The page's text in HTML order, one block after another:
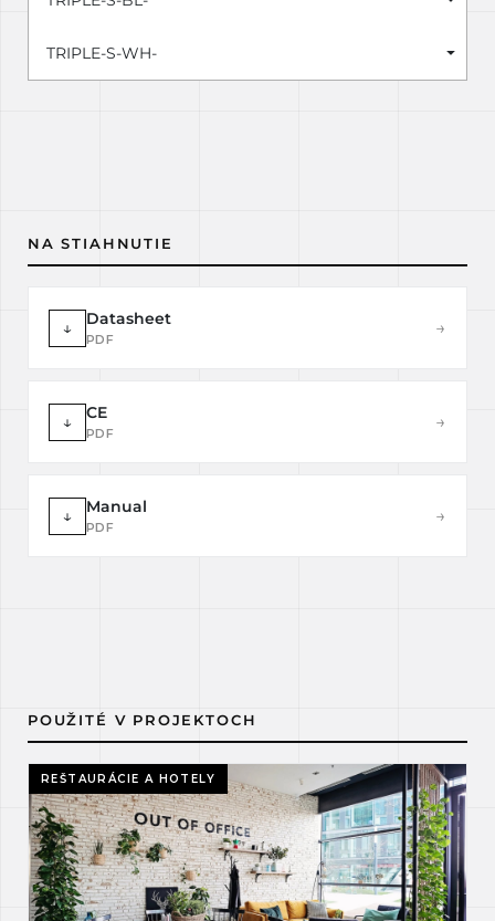
TRIPLE-S-WH-
NA STIAHNUTIE
↓ Datasheet
PDF
→
↓ CE
PDF
→
↓ Manual
PDF
→
POUŽITÉ V PROJEKTOCH
REŠTAURÁCIE A HOTELY